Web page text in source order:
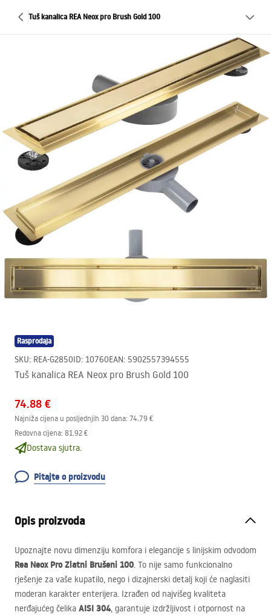
Tuš kanalica REA Neox pro Brush Gold 100
Rasprodaja
SKU: REA-G2850ID: 10760EAN: 5902557394555
Tuš kanalica REA Neox pro Brush Gold 100
74.88 €
Najniža cijena u posljednjih 30 dana: 74.79 €
Redovna cijena: 81.92 €
Dostava sjutra.
Pitajte o proizvodu
Opis proizvoda
Upoznajte novu dimenziju komfora i elegancije s linijskim odvodom
Rea Neox Pro Zlatni Brušeni 100. To nije samo funkcionalno
rješenje za vaše kupatilo, nego i dizajnerski detalj koji će naglasiti
moderan karakter enterijera. Izrađen od najvišeg kvaliteta
nerđajućeg čelika AISI 304, garantuje izdržljivost i otpornost na